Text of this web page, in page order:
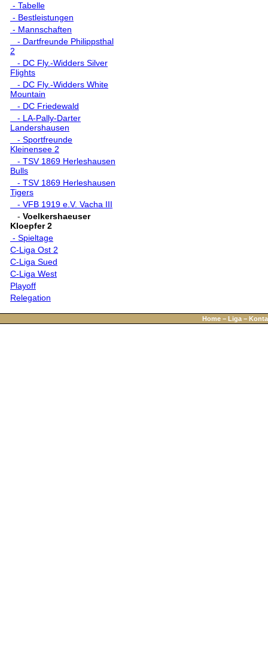
- Tabelle
- Bestleistungen
- Mannschaften
- Dartfreunde Philippsthal
2
- DC Fly.-Widders Silver
Flights
- DC Fly.-Widders White
Mountain
- DC Friedewald
- LA-Pally-Darter
Landershausen
- Sportfreunde
Kleinensee 2
- TSV 1869 Herleshausen
Bulls
- TSV 1869 Herleshausen
Tigers
- VFB 1919 e.V. Vacha III
- Voelkershaeuser
Kloepfer 2
- Spieltage
C-Liga Ost 2
C-Liga Sued
C-Liga West
Playoff
Relegation
Home − Liga −